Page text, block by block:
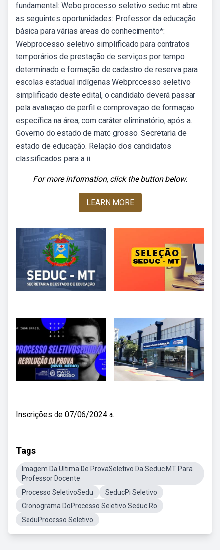
fundamental: Webo processo seletivo seduc mt abre
as seguintes oportunidades: Professor da educação
básica para várias áreas do conhecimento*:
Webprocesso seletivo simplificado para contratos
temporários de prestação de serviços por tempo
determinado e formação de cadastro de reserva para
escolas estadual indígenas Webprocesso seletivo
simplificado deste edital, o candidato deverá passar
pela avaliação de perfil e comprovação de formação
específica na área, com caráter eliminatório, após a.
Governo do estado de mato grosso. Secretaria de
estado de educação. Relação dos candidatos
classificados para a ii.
For more information, click the button below.
LEARN MORE
Inscrições de 07/06/2024 a.
Tags
Imagem Da Ultima De ProvaSeletivo Da Seduc MT Para
Professor Docente
Processo SeletivoSedu
SeducPi Seletivo
Cronograma DoProcesso Seletivo Seduc Ro
SeduProcesso Seletivo